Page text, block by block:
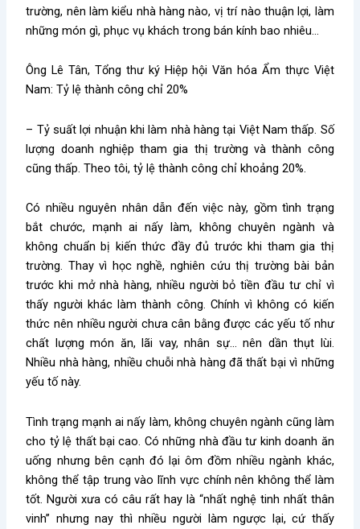
trường, nên làm kiểu nhà hàng nào, vị trí nào thuận lợi, làm
những món gì, phục vụ khách trong bán kính bao nhiêu…
Ông Lê Tân, Tổng thư ký Hiệp hội Văn hóa Ẩm thực Việt
Nam: Tỷ lệ thành công chỉ 20%
– Tỷ suất lợi nhuận khi làm nhà hàng tại Việt Nam thấp. Số
lượng doanh nghiệp tham gia thị trường và thành công
cũng thấp. Theo tôi, tỷ lệ thành công chỉ khoảng 20%.
Có nhiều nguyên nhân dẫn đến việc này, gồm tình trạng
bắt chước, mạnh ai nấy làm, không chuyên ngành và
không chuẩn bị kiến thức đầy đủ trước khi tham gia thị
trường. Thay vì học nghề, nghiên cứu thị trường bài bản
trước khi mở nhà hàng, nhiều người bỏ tiền đầu tư chỉ vì
thấy người khác làm thành công. Chính vì không có kiến
thức nên nhiều người chưa cân bằng được các yếu tố như
chất lượng món ăn, lãi vay, nhân sự… nên dần thụt lùi.
Nhiều nhà hàng, nhiều chuỗi nhà hàng đã thất bại vì những
yếu tố này.
Tình trạng mạnh ai nấy làm, không chuyên ngành cũng làm
cho tỷ lệ thất bại cao. Có những nhà đầu tư kinh doanh ăn
uống nhưng bên cạnh đó lại ôm đồm nhiều ngành khác,
không thể tập trung vào lĩnh vực chính nên không thể làm
tốt. Người xưa có câu rất hay là “nhất nghệ tinh nhất thân
vinh” nhưng nay thì nhiều người làm ngược lại, cứ thấy